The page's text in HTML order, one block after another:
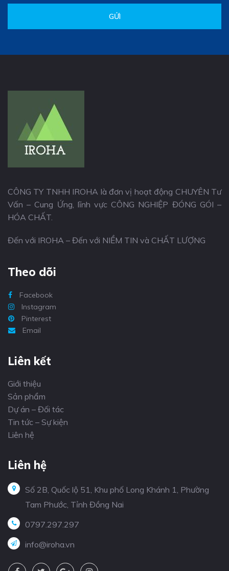
GỬI
CÔNG TY TNHH IROHA là đơn vị hoạt động CHUYÊN Tư
Vấn – Cung Ứng, lĩnh vực CÔNG NGHIỆP ĐÓNG GÓI –
HÓA CHẤT.
Đến với IROHA – Đến với NIỀM TIN và CHẤT LƯỢNG
Theo dõi
Facebook
Instagram
Pinterest
Email
Liên kết
Giới thiệu
Sản phẩm
Dự án – Đối tác
Tin tức – Sự kiện
Liên hệ
Liên hệ
Số 2B, Quốc lộ 51, Khu phố Long Khánh 1, Phường
Tam Phước, Tỉnh Đồng Nai
0797.297.297
info@iroha.vn